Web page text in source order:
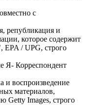
с
републикация и
которое содержит
EPA / UPG, строго
Я- Корреспондент
и воспроизведение
материалов,
Getty Images, строго